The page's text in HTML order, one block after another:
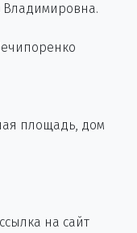
Владимировна.
площадь, дом
на сайт